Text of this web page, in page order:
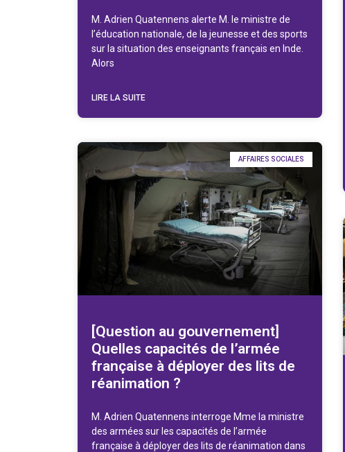
M. Adrien Quatennens alerte M. le ministre de
l’éducation nationale, de la jeunesse et des sports
sur la situation des enseignants français en Inde.
Alors
LIRE LA SUITE
AFFAIRES SOCIALES
[Question au gouvernement]
Quelles capacités de l’armée
française à déployer des lits de
réanimation ?
M. Adrien Quatennens interroge Mme la ministre
des armées sur les capacités de l’armée
française à déployer des lits de réanimation dans